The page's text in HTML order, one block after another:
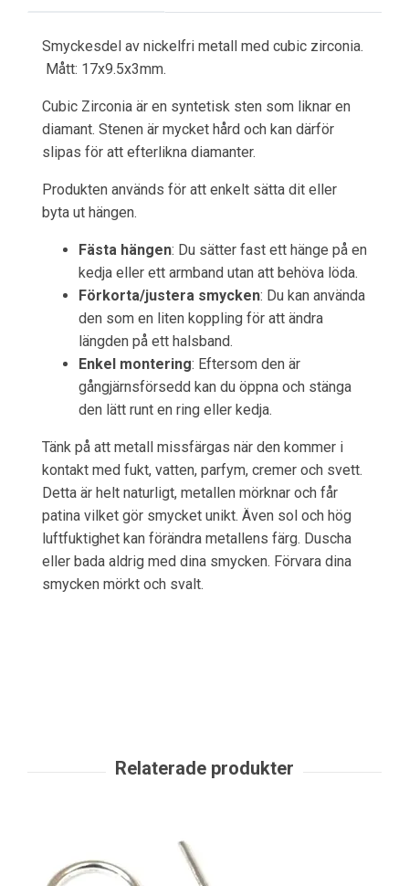
Smyckesdel av nickelfri metall med cubic zirconia.
Mått: 17x9.5x3mm.
Cubic Zirconia är en syntetisk sten som liknar en
diamant. Stenen är mycket hård och kan därför
slipas för att efterlikna diamanter.
Produkten används för att enkelt sätta dit eller
byta ut hängen.
Fästa hängen: Du sätter fast ett hänge på en
kedja eller ett armband utan att behöva löda.
Förkorta/justera smycken: Du kan använda
den som en liten koppling för att ändra
längden på ett halsband.
Enkel montering: Eftersom den är
gångjärnsförsedd kan du öppna och stänga
den lätt runt en ring eller kedja.
Tänk på att metall missfärgas när den kommer i
kontakt med fukt, vatten, parfym, cremer och svett.
Detta är helt naturligt, metallen mörknar och får
patina vilket gör smycket unikt. Även sol och hög
luftfuktighet kan förändra metallens färg. Duscha
eller bada aldrig med dina smycken. Förvara dina
smycken mörkt och svalt.